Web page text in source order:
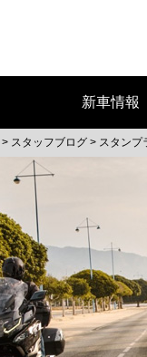
新車情報
> スタッフブログ > スタン